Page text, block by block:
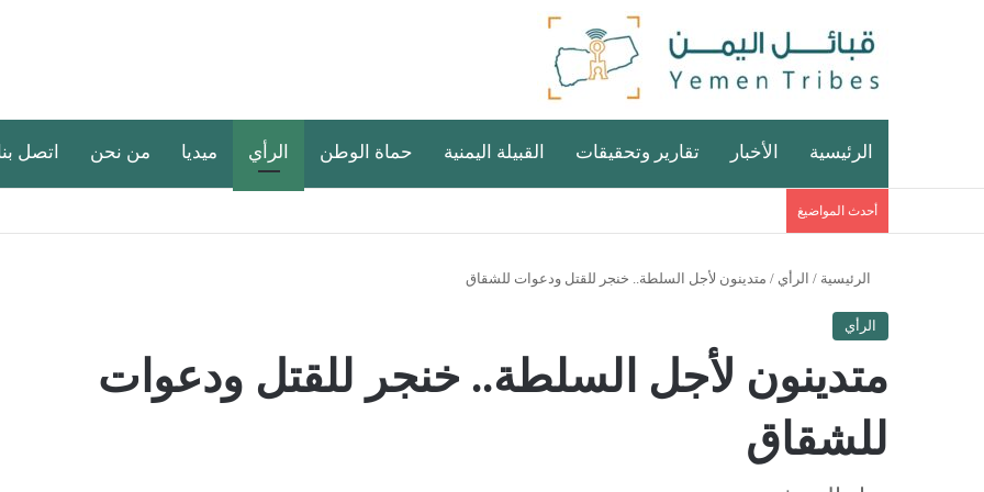
الرئيسية الأخبار تقارير وتحقيقات القبيلة اليمنية حماة الوطن الرأي ميديا من نحن اتصل
أحدث المواضيغ
الرئيسية / الرأي / متدينون لأجل السلطة.. خنجر للقتل ودعوات للشقاق
الرأي
متدينون لأجل السلطة.. خنجر للقتل ودعوات
للشقاق